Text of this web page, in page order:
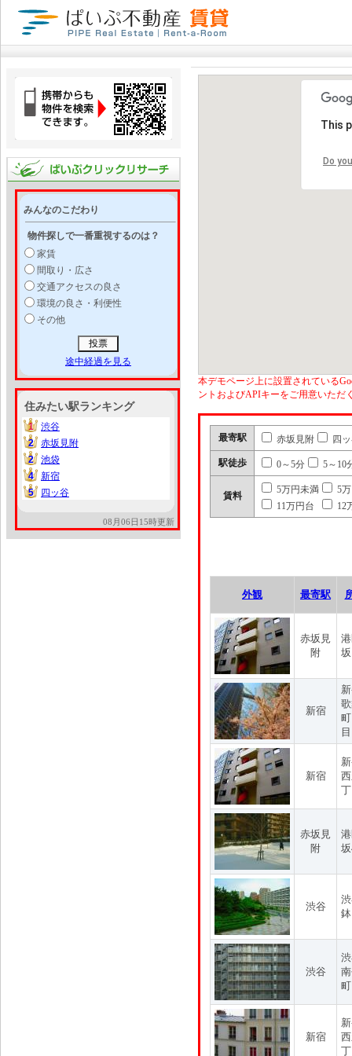
みんなのこだわり
物件探しで一番重視するのは？
家賃
間取り・広さ
交通アクセスの良さ
環境の良さ・利便性
その他
途中経過を見る
住みたい駅ランキング
1
1
渋谷
2
2
赤坂見附
2
2
池袋
4
4
新宿
5
5 四ッ谷
08月06日15時更新
This
Do
本デモページ上に設置されている
ントおよびAPIキーをご用意いただ
最寄駅 赤坂見附 四
駅徒歩 0～5分 5～10
賃料
5万円未満
5
11万円台
12
外観 最寄駅
赤坂見
附
新宿
目
新宿
赤坂見
附
渋谷
渋谷
新宿